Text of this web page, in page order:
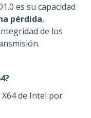
es su capacidad
pérdida,
de los
de Intel por